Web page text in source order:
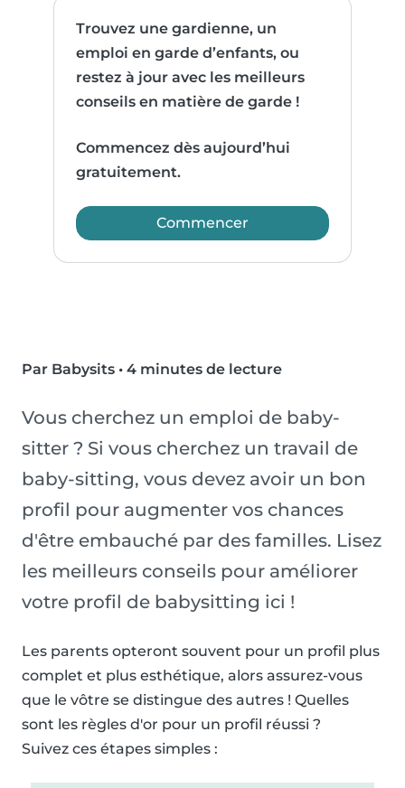
Trouvez une gardienne, un
emploi en garde d’enfants, ou
restez à jour avec les meilleurs
conseils en matière de garde !
Commencez dès aujourd’hui
gratuitement.
Commencer
Par Babysits • 4 minutes de lecture
Vous cherchez un emploi de baby-
sitter ? Si vous cherchez un travail de
baby-sitting, vous devez avoir un bon
profil pour augmenter vos chances
d'être embauché par des familles. Lisez
les meilleurs conseils pour améliorer
votre profil de babysitting ici !
Les parents opteront souvent pour un profil plus
complet et plus esthétique, alors assurez-vous
que le vôtre se distingue des autres ! Quelles
sont les règles d'or pour un profil réussi ?
Suivez ces étapes simples :